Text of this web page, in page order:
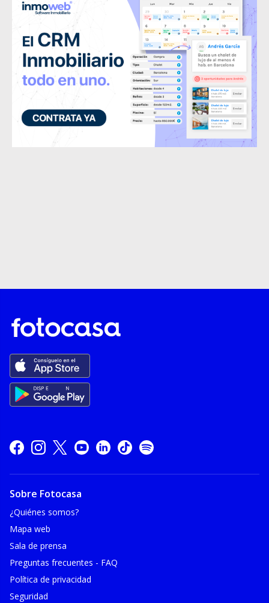
Sobre Fotocasa
¿Quiénes somos?
Mapa web
Sala de prensa
Preguntas frecuentes - FAQ
Política de privacidad
Seguridad